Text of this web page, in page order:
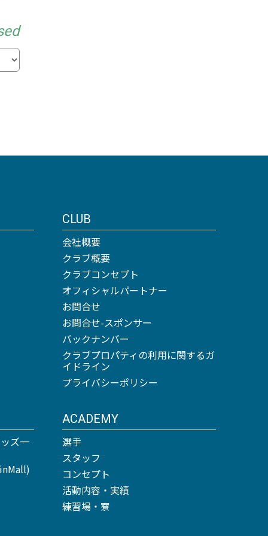
ズ一
ACADEMY
選手
スタッフ
コンセプト
活動内容・実績
練習場・寮
CLUB
会社概要
クラブ概要
クラブコンセプト
オフィシャルパートナー
お問合せ
お問合せ-スポンサー
バックナンバー
クラブプロパティの利用に関するガ
イドライン
プライバシーポリシー